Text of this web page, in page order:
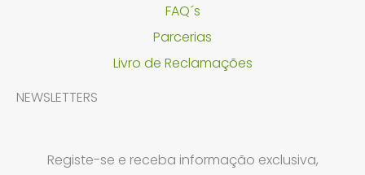
FAQ´s
Parcerias
Livro de Reclamações
NEWSLETTERS
Registe-se e receba informação exclusiva,